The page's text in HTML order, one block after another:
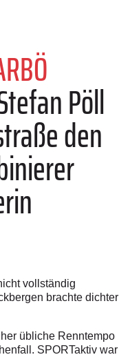
Pöll
den
vollständig
brachte dichter
übliche Renntempo
SPORTaktiv war